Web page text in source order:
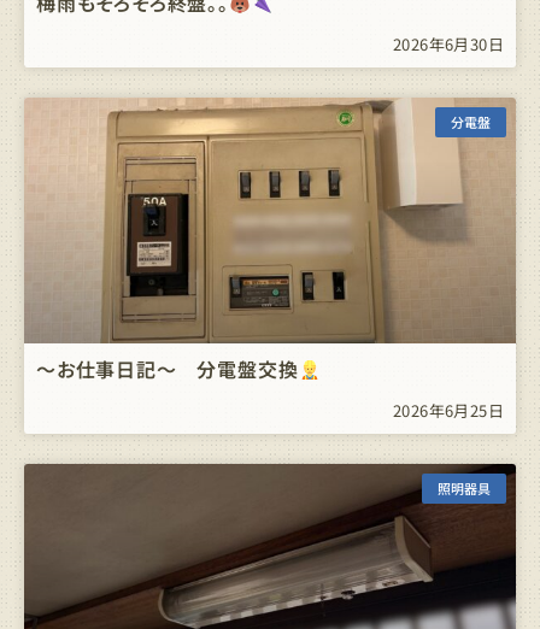
2026年6月30日
分電盤
～お仕事日記～ 分電盤交換
2026年6月25日
照明器具